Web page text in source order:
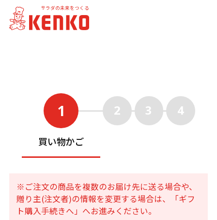
サラダの未来をつくる
1
買い物かご
2 3 4
※ご注文の商品を複数のお届け先に送る場合や、
贈り主(注文者)の情報を変更する場合は、「ギフ
ト購入手続きへ」へお進みください。